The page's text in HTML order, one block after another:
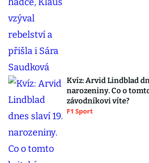
Kvíz: Arvid Lindblad
narozeniny. Co o
závodníkovi víte?
F1 Sport